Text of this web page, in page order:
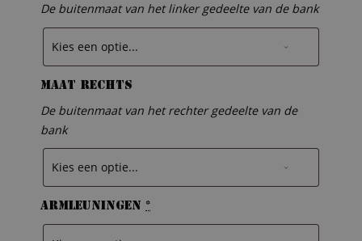
De buitenmaat van het linker gedeelte van de bank
Maat rechts
De buitenmaat van het rechter gedeelte van de
bank
Armleuningen *